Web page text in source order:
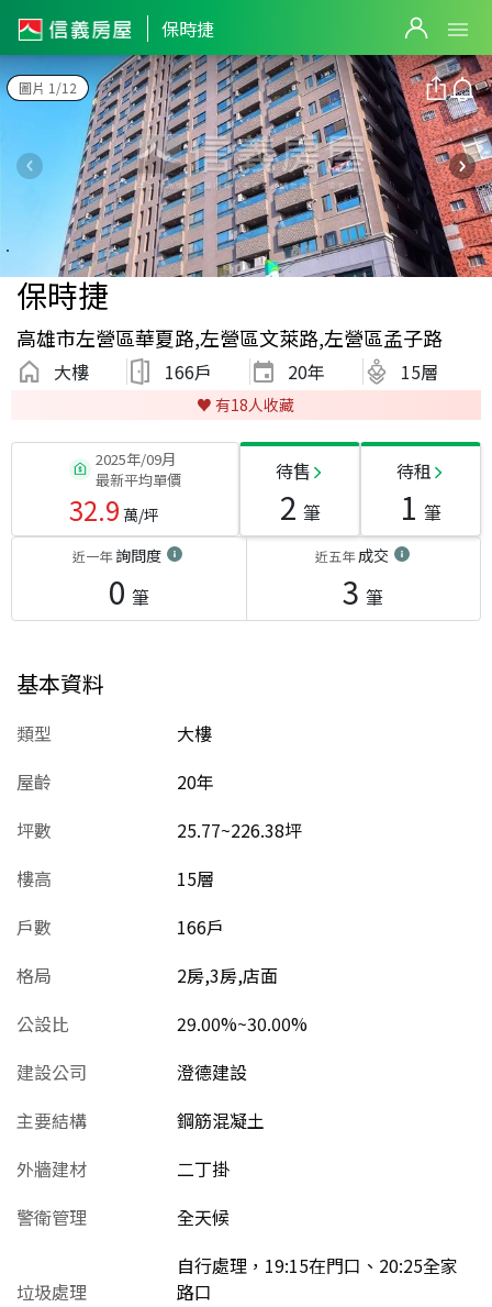
保時捷
圖片 1/12
保時捷
高雄市左營區華夏路,左營區文萊路,左營區孟子路
大樓 166戶 20年 15層
♥️ 有18人收藏
2025年/09月
最新平均單價
32.9 萬/坪
待售
2 筆
待租
1 筆
近一年詢問度
0 筆
近五年成交
3 筆
基本資料
類型
大樓
屋齡
20年
坪數
25.77~226.38坪
樓高
15層
戶數
166戶
格局
2房,3房,店面
公設比
29.00%~30.00%
建設公司
澄德建設
主要結構
鋼筋混凝土
外牆建材
二丁掛
警衛管理
全天候
垃圾處理
自行處理，19:15在門口、20:25全家
路口